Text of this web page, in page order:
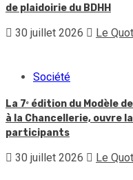
de plaidoirie du BDHH
30 juillet 2026 Le
Société
La 7ᵉ édition du Modèle
à la Chancellerie, ouvre
participants
30 juillet 2026 Le